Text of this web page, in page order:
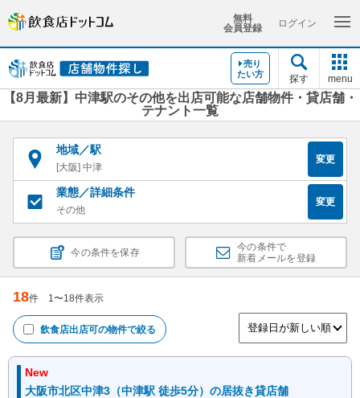
無料
会員登録
ログイン
売り
たい方
探す menu
【8月最新】中津駅のその他を出店可能な店舗物件・貸店舗・
テナント一覧
地域／駅
[大阪] 中津
変更
業態／詳細条件
その他
変更
今の条件を保存
今の条件で
新着メールを登録
18件 1〜18件表示
飲食店出店可の物件で絞る
New
大阪市北区中津3（中津駅 徒歩5分）の居抜き貸店舗